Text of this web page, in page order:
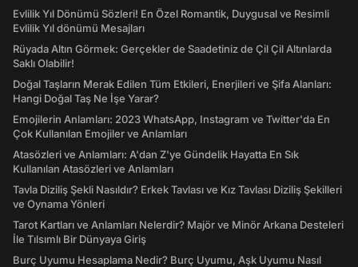
Evlilik Yıl Dönümü Sözleri! En Özel Romantik, Duygusal ve Resimli
Evlilik Yıl dönümü Mesajları
Rüyada Altın Görmek: Gerçekler de Saadetiniz de Çil Çil Altınlarda
Saklı Olabilir!
Doğal Taşların Merak Edilen Tüm Etkileri, Enerjileri ve Şifa Alanları:
Hangi Doğal Taş Ne İşe Yarar?
Emojilerin Anlamları: 2023 WhatsApp, Instagram ve Twitter'da En
Çok Kullanılan Emojiler ve Anlamları
Atasözleri ve Anlamları: A'dan Z'ye Gündelik Hayatta En Sık
Kullanılan Atasözleri ve Anlamları
Tavla Diziliş Şekli Nasıldır? Erkek Tavlası ve Kız Tavlası Diziliş Şekilleri
ve Oynama Yönleri
Tarot Kartları ve Anlamları Nelerdir? Majör ve Minör Arkana Desteleri
İle Tılsımlı Bir Dünyaya Giriş
Burç Uyumu Hesaplama Nedir? Burç Uyumu, Aşk Uyumu Nasıl